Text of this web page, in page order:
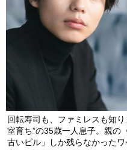
回転寿司も、ファミレスも知
室育ち”の35歳一人息子。親の
古いビル」しか残らなかったワ